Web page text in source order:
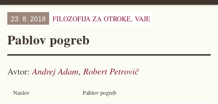
23. 8. 2018 FILOZOFIJA ZA OTROKE, VAJE
Pablov pogreb
Avtor:Andrej Adam, Robert Petrovič
Naslov Pablov pogreb